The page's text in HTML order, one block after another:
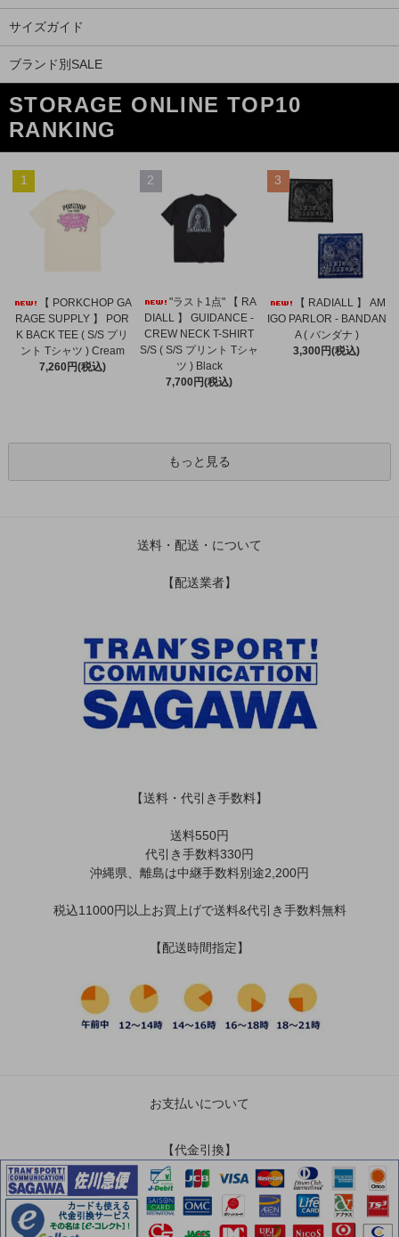
サイズガイド
ブランド別SALE
STORAGE ONLINE TOP10
RANKING
1
【 PORKCHOP GA
RAGE SUPPLY 】 POR
K BACK TEE ( S/S プリ
ント Tシャツ ) Cream
7,260円(税込)
2
"ラスト1点" 【 RA
DIALL 】 GUIDANCE -
CREW NECK T-SHIRT
S/S ( S/S プリント Tシャ
ツ ) Black
7,700円(税込)
3
【 RADIALL 】 AM
IGO PARLOR - BANDAN
A ( バンダナ )
3,300円(税込)
もっと見る
送料・配送・について
【配送業者】
【送料・代引き手数料】
送料550円
代引き手数料330円
沖縄県、離島は中継手数料別途2,200円
税込11000円以上お買上げで送料&代引き手数料無料
【配送時間指定】
お支払いについて
【代金引換】